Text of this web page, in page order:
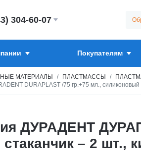
304-60-07
Покупателям
МАТЕРИАЛЫ ПЛАСТМАССЫ
DURAPLAST /75 гр.+75 мл., силиконовый
ДУРАДЕНТ
– 2 шт.,